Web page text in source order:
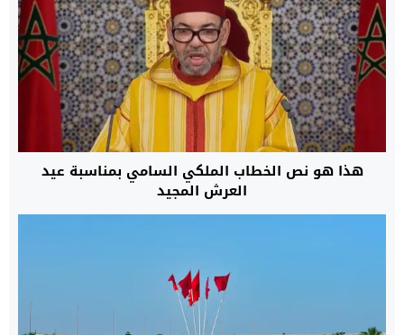
هذا هو نص الخطاب الملكي السامي بمناسبة عيد
العرش المجيد